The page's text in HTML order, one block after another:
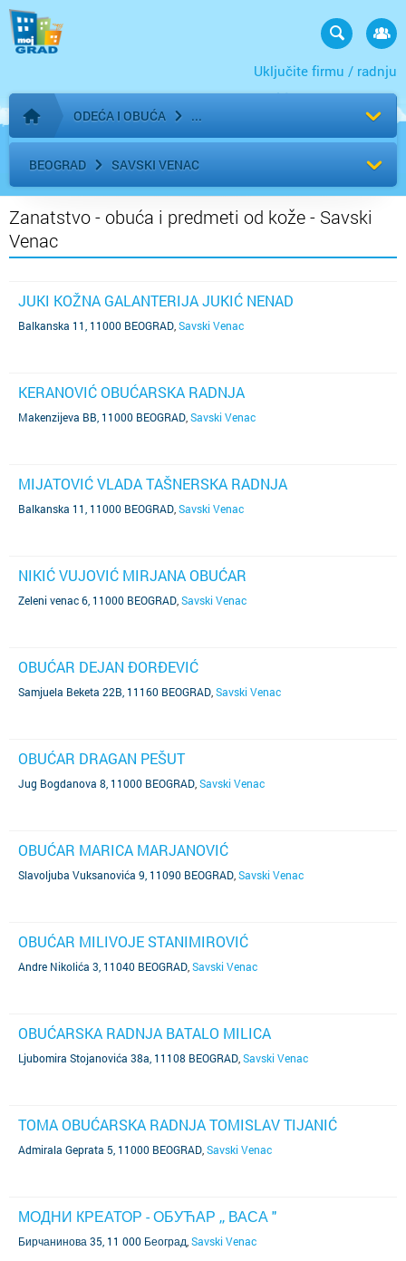
Uključite firmu / radnju
Početna stranica
ODEĆA I OBUĆA
BEOGRAD SAVSKI VENAC
Zanatstvo - obuća i predmeti od kože - Savski
Venac
JUKI KOŽNA GALANTERIJA JUKIĆ NENAD
Balkanska 11, 11000 BEOGRAD Savski Venac
KERANOVIĆ OBUĆARSKA RADNJA
Makenzijeva BB, 11000 BEOGRAD Savski Venac
MIJATOVIĆ VLADA TAŠNERSKA RADNJA
Balkanska 11, 11000 BEOGRAD Savski Venac
NIKIĆ VUJOVIĆ MIRJANA OBUĆAR
Zeleni venac 6, 11000 BEOGRAD Savski Venac
OBUĆAR DEJAN ĐORĐEVIĆ
Samjuela Beketa 22B, 11160 BEOGRAD Savski Venac
OBUĆAR DRAGAN PEŠUT
Jug Bogdanova 8, 11000 BEOGRAD Savski Venac
OBUĆAR MARICA MARJANOVIĆ
Slavoljuba Vuksanovića 9, 11090 BEOGRAD Savski Venac
OBUĆAR MILIVOJE STANIMIROVIĆ
Andre Nikolića 3, 11040 BEOGRAD Savski Venac
OBUĆARSKA RADNJA BATALO MILICA
Ljubomira Stojanovića 38a, 11108 BEOGRAD Savski Venac
TOMA OBUĆARSKA RADNJA TOMISLAV TIJANIĆ
Admirala Geprata 5, 11000 BEOGRAD Savski Venac
МОДНИ КРЕАТОР - ОБУЋАР ,, ВАСА "
Бирчанинова 35, 11 000 Београд Savski Venac